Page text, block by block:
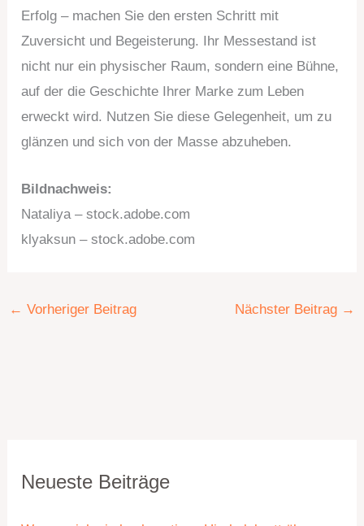
Erfolg – machen Sie den ersten Schritt mit
Zuversicht und Begeisterung. Ihr Messestand ist
nicht nur ein physischer Raum, sondern eine Bühne,
auf der die Geschichte Ihrer Marke zum Leben
erweckt wird. Nutzen Sie diese Gelegenheit, um zu
glänzen und sich von der Masse abzuheben.
Bildnachweis:
Nataliya – stock.adobe.com
klyaksun – stock.adobe.com
← Vorheriger Beitrag Nächster Beitrag →
Neueste Beiträge
a
r